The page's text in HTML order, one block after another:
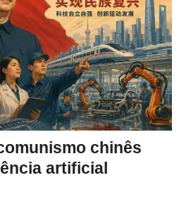
chinês
artificial